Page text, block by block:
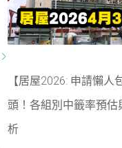
【居屋2026: 申請懶人
頭！各組別中籤率預估
析